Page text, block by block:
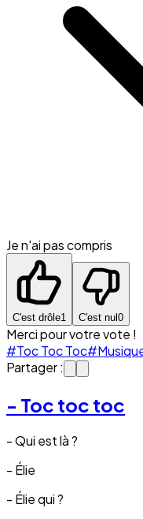
Je n'ai pas compris
C'est drôle1 C'est nul 0
Merci pour votre vote !
#Toc Toc Toc
Partager :
- Toc toc toc
- Qui est là ?
- Élie
- Élie qui ?